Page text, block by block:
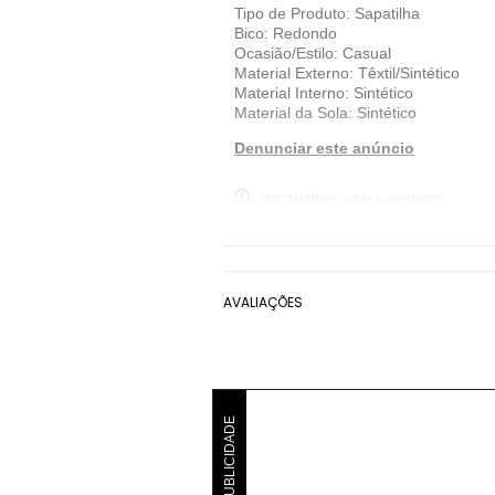
Tipo de Produto: Sapatilha
Bico: Redondo
Ocasião/Estilo: Casual
Material Externo: Têxtil/Sintético
Material Interno: Sintético
Material da Sola: Sintético
Denunciar este anúncio
AVALIAÇÕES
PUBLICIDADE